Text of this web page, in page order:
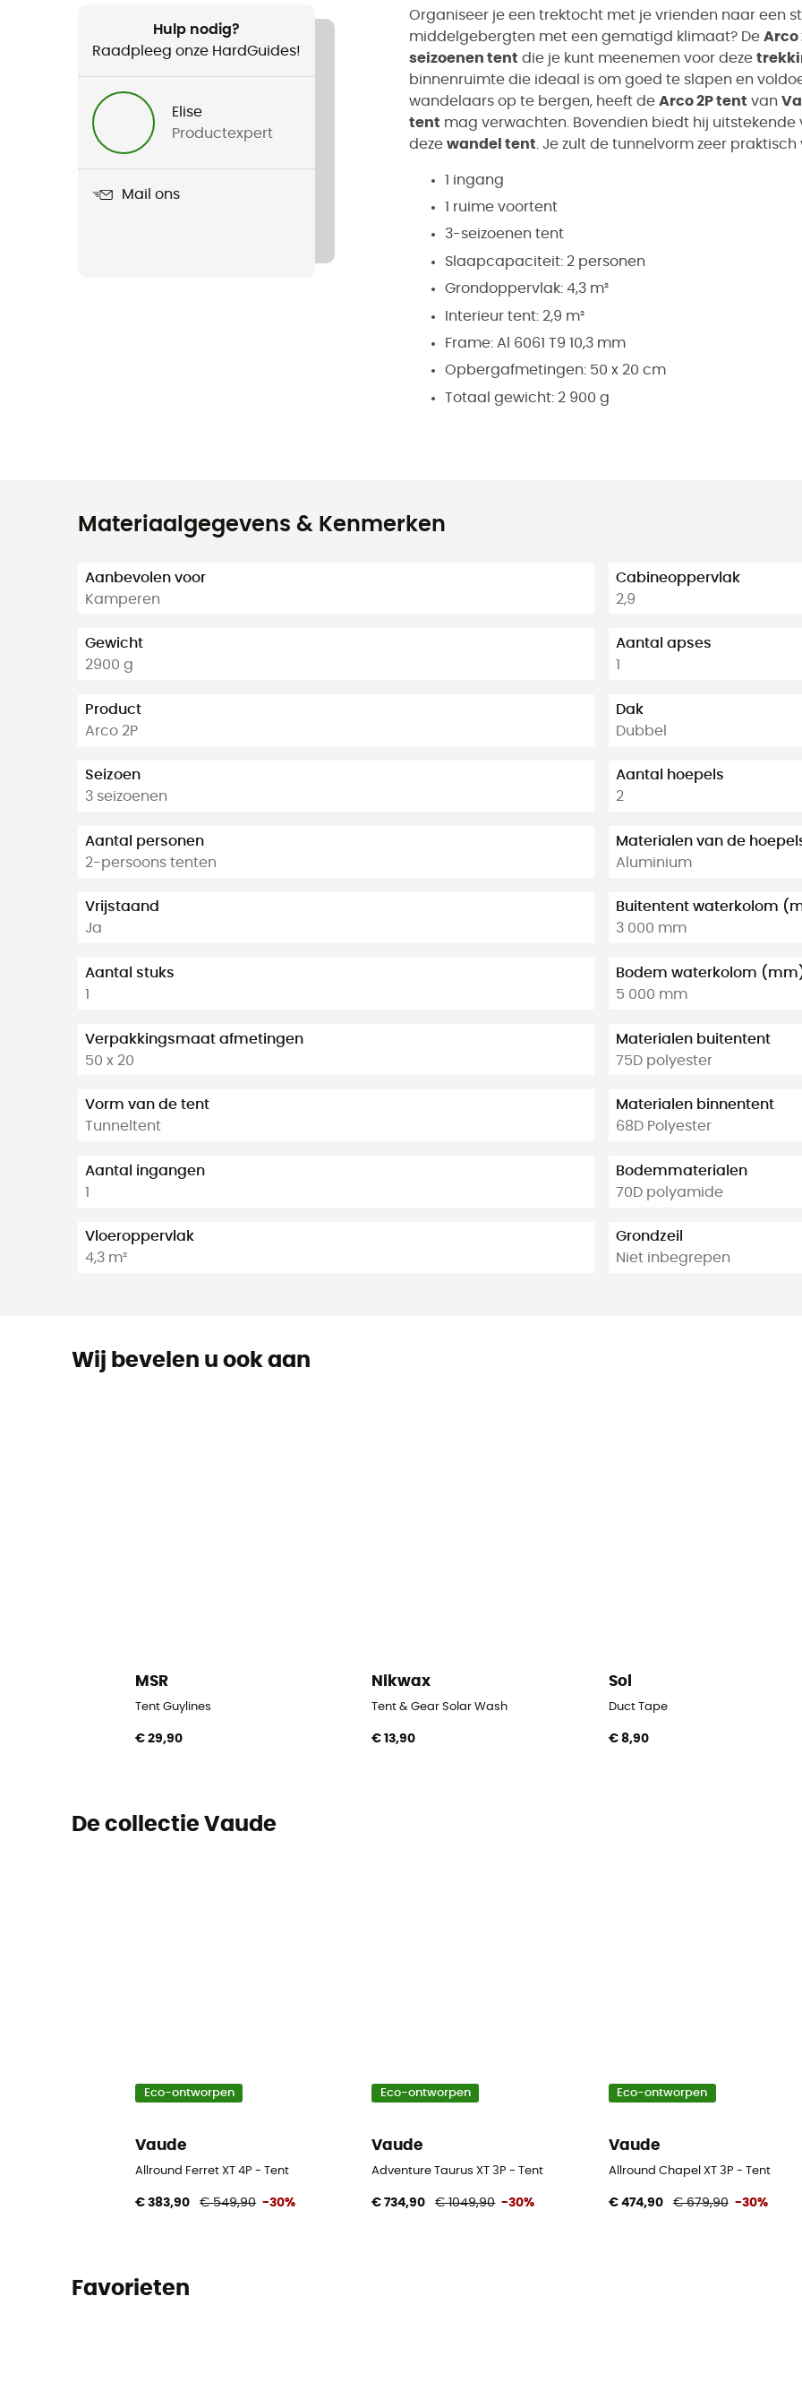
Hulp nodig?
Raadpleeg onze HardGuides!
Elise
Productexpert
Mail ons
Organiseer je een trektocht met je vrienden naar een
middelgebergten met een gematigd klimaat? De Arco
seizoenen tent die je kunt meenemen voor deze
binnenruimte die ideaal is om goed te slapen en
wandelaars op te bergen, heeft de Arco 2P tent van
tent mag verwachten. Bovendien biedt hij
deze wandel tent Je zult de tunnelvorm zeer praktisch
1 ingang
1 ruime voortent
3-seizoenen tent
Slaapcapaciteit: 2 personen
Grondoppervlak: 4,3 m²
Interieur tent: 2,9 m²
Frame: Al 6061 T9 10,3 mm
Opbergafmetingen: 50 x 20 cm
Totaal gewicht: 2 900 g
Materiaalgegevens & Kenmerken
Aanbevolen voor
Kamperen
Gewicht
2900 g
Product
Arco 2P
Seizoen
3 seizoenen
Aantal personen
2-persoons tenten
Vrijstaand
Ja
Aantal stuks
1
Verpakkingsmaat afmetingen
50 x 20
Vorm van de tent
Tunneltent
Aantal ingangen
1
Vloeroppervlak
4,3 m²
Cabineoppervlak
2,9
Aantal apses
1
Dak
Dubbel
Aantal hoepels
2
Materialen van de
Aluminium
Buitentent waterkolom
3 000 mm
Bodem waterkolom
5 000 mm
Materialen buitentent
75D polyester
Materialen binnentent
68D Polyester
Bodemmaterialen
70D polyamide
Grondzeil
Niet inbegrepen
Wij bevelen u ook aan
MSR
Tent Guylines
€ 29,90
Nikwax
Tent & Gear Solar Wash
€ 13,90
Sol
Duct Tape
€ 8,90
De collectie Vaude
Eco-ontworpen
Vaude
Allround Ferret XT 4P - Tent
€ 383,90 € 549,90 -30%
Eco-ontworpen
Vaude
Adventure Taurus XT 3P - Tent
€ 734,90 € 1049,90 -30%
Eco-ontworpen
Vaude
Allround Chapel XT 3P - Tent
€ 474,90 € 679,90 -30%
Favorieten